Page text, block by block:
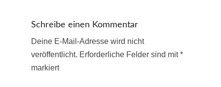
Schreibe einen Kommentar
Deine E-Mail-Adresse wird nicht
veröffentlicht. Erforderliche Felder sind mit*
markiert